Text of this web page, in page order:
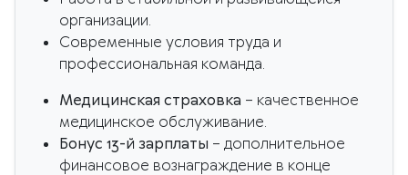
организации.
Современные условия труда и
профессиональная команда.
Медицинская страховка – качественное
медицинское обслуживание.
Бонус 13-й зарплаты – дополнительное
финансовое вознаграждение в конце